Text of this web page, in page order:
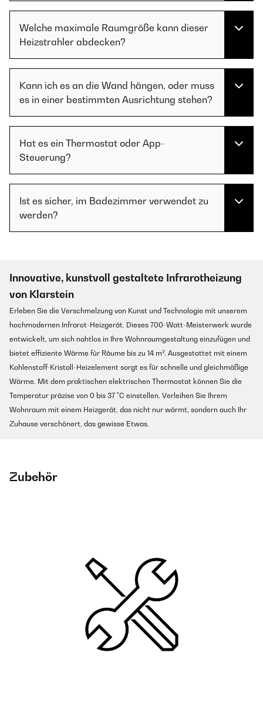
Welche maximale Raumgröße kann dieser
Heizstrahler abdecken?
Kann ich es an die Wand hängen, oder muss
es in einer bestimmten Ausrichtung stehen?
Hat es ein Thermostat oder App-
Steuerung?
Ist es sicher, im Badezimmer verwendet zu
werden?
Innovative, kunstvoll gestaltete Infrarotheizung
von Klarstein
Erleben Sie die Verschmelzung von Kunst und Technologie mit unserem
hochmodernen Infrarot-Heizgerät. Dieses 700-Watt-Meisterwerk wurde
entwickelt, um sich nahtlos in Ihre Wohnraumgestaltung einzufügen und
bietet effiziente Wärme für Räume bis zu 14 m². Ausgestattet mit einem
Kohlenstoff-Kristall-Heizelement sorgt es für schnelle und gleichmäßige
Wärme. Mit dem praktischen elektrischen Thermostat können Sie die
Temperatur präzise von 0 bis 37 °C einstellen. Verleihen Sie Ihrem
Wohnraum mit einem Heizgerät, das nicht nur wärmt, sondern auch Ihr
Zuhause verschönert, das gewisse Etwas.
Zubehör